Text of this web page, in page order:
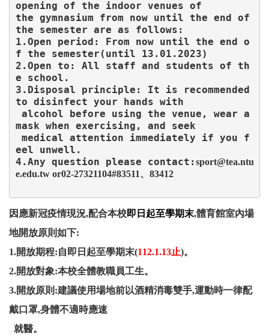
opening of the indoor venues of
the gymnasium from now until the end of
the semester are as follows:
1.Open period: From now until the end o
f the semester(until 13.01.2023)
2.Open to: All staff and students of th
e school.
3.Disposal principle: It is recommended
to disinfect your hands with
alcohol before using the venue, wear a
mask when exercising, and seek
medical attention immediately if you f
eel unwell.
4.Any question please contact: sport@tea.ntu
e.edu.tw or02-27321104#83511、83412
因應新冠疫情現況,配合本校即日起至學期末,體育館室內場
地開放原則如下:
1.開放期程:自即日起至學期末(112.1.13止)。
2.開放對象:本校全體教職員工生。
3.開放原則:建議使用場地前以酒精消毒雙手,運動時一律配
戴口罩,身體不適時應速
就醫。